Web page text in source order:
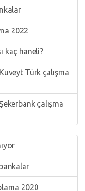
2022
kaç haneli?
Türk çalışma
çalışma
2020